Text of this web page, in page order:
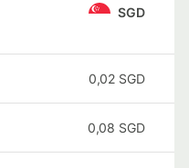
SGD
0,02 SGD
0,08 SGD